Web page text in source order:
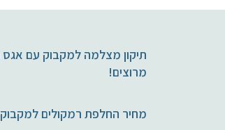
מרוצים!
מחיר החלפת רמקולים למקבוק